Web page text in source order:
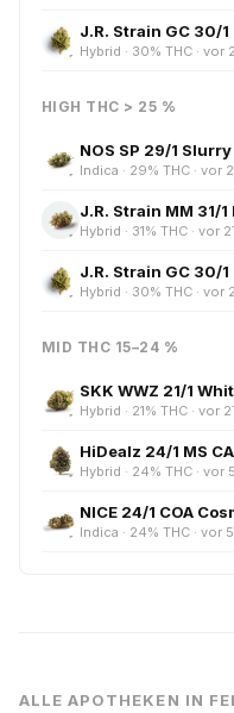
J.R. Strain GC 30/
Hybrid · 30% THC · vor
HIGH THC > 25 %
NOS SP 29/1
Indica · 29% THC · vor
J.R. Strain MM 31/
Hybrid · 31% THC · vor
J.R. Strain GC 30/
Hybrid · 30% THC · vor
MID THC 15–24 %
SKK WWZ 21/1
Hybrid · 21% THC · vor
HiDealz 24/1 MS
Hybrid · 24% THC · vor
NICE 24/1 COA
Indica · 24% THC · vor
ALLE APOTHEKEN IN